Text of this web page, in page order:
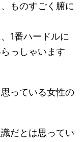
ものすごく腑に
1番ハードルに
っしゃいます
っている女性の
だとは思ってい